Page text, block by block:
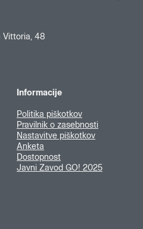
Vittoria, 48
Informacije
Politika piškotkov
Pravilnik o zasebnosti
Nastavitve piškotkov
Anketa
Dostopnost
Javni Zavod GO! 2025